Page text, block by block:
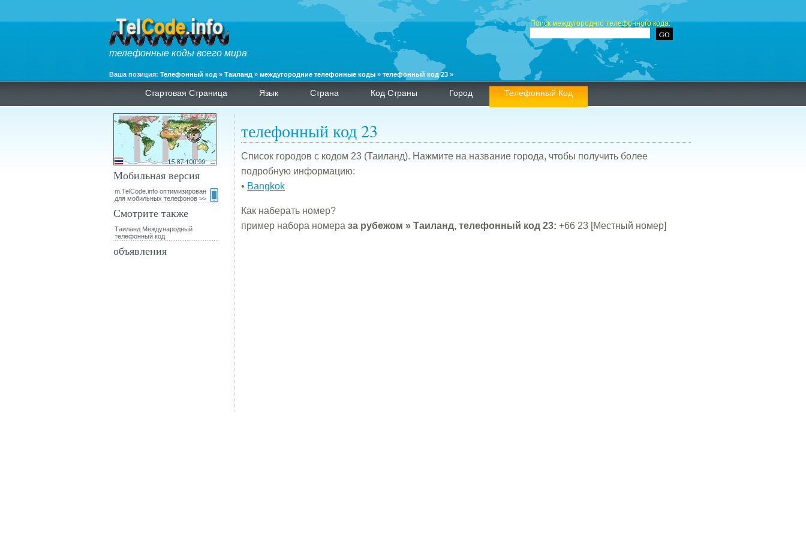
телефонные коды всего мира
Ваша позиция: Телефонный код » Таиланд » междугородние телефонные коды » телефонный код 23 »
Поиск междугороднго телефонного кода:
Стартовая Страница Язык Страна Код Страны Город Телефонный Код
телефонный код 23
Список городов с кодом 23 (Таиланд). Нажмите на название города, чтобы получить более
подробную информацию:
• Bangkok
Как наберать номер?
пример набора номера за рубежом » Таиланд, телефонный код 23: +66 23 [Местный номер]
Мобильная версия
m.TelCode.info оптимизирован
для мобильных телефонов >>
Смотрите также
Таиланд Международный
телефонный код
объявления